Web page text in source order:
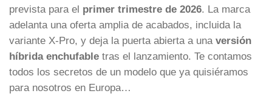
prevista para el primer trimestre de 2026. La marca
adelanta una oferta amplia de acabados, incluida la
variante X-Pro, y deja la puerta abierta a una versión
híbrida enchufable tras el lanzamiento. Te contamos
todos los secretos de un modelo que ya quisiéramos
para nosotros en Europa…